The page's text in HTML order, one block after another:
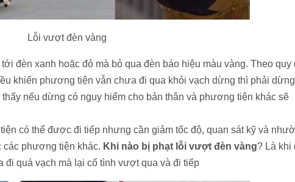
Lỗi vượt đèn vàng
đèn xanh hoặc đỏ mà bỏ qua đèn báo hiệu màu vàng. Theo quy
khiển phương tiện vẫn chưa đi qua khỏi vạch dừng thì phải
nếu dừng có nguy hiểm cho bản thân và phương tiện khác sẽ
có thể được đi tiếp nhưng cần giảm tốc độ, quan sát kỹ và
phương tiện khác. Khi nào bị phạt lỗi vượt đèn vàng? Là khi
quá vạch mà lại cố tình vượt qua và đi tiếp